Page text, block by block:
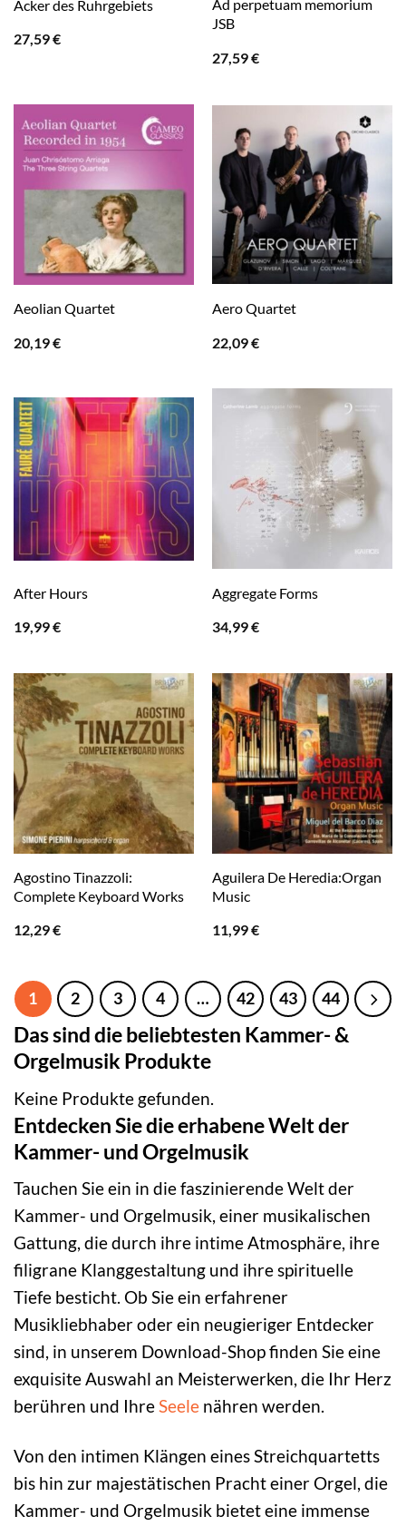
Äcker des Ruhrgebiets
27,59€
Ad perpetuam memorium
JSB
27,59€
Aeolian Quartet
20,19€
Aero Quartet
22,09€
After Hours
19,99€
Aggregate Forms
34,99€
Agostino Tinazzoli:
Complete Keyboard Works
12,29€
Aguilera De Heredia:Organ
Music
11,99€
1 2 3 4 … 42 43 44
Das sind die beliebtesten Kammer- &
Orgelmusik Produkte
Keine Produkte gefunden.
Entdecken Sie die erhabene Welt der
Kammer- und Orgelmusik
Tauchen Sie ein in die faszinierende Welt der
Kammer- und Orgelmusik, einer musikalischen
Gattung, die durch ihre intime Atmosphäre, ihre
filigrane Klanggestaltung und ihre spirituelle
Tiefe besticht. Ob Sie ein erfahrener
Musikliebhaber oder ein neugieriger Entdecker
sind, in unserem Download-Shop finden Sie eine
exquisite Auswahl an Meisterwerken, die Ihr Herz
berühren und IhreSeele nähren werden.
Von den intimen Klängen eines Streichquartetts
bis hin zur majestätischen Pracht einer Orgel, die
Kammer- und Orgelmusik bietet eine immense